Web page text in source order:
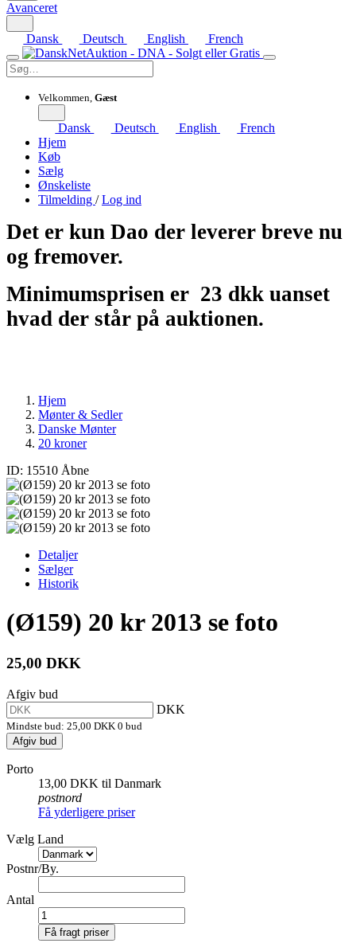
Avanceret
Dansk Deutsch English French
Velkommen, Gæst
Dansk Deutsch English
French
Hjem
Køb
Sælg
Ønskeliste
Tilmelding /Log ind
Det er kun Dao der leverer breve nu
og fremover.
Minimumsprisen er 23 dkk uanset
hvad der står på auktionen.
Hjem
Mønter & Sedler
Danske Mønter
20 kroner
ID: 15510 Åbne
Detaljer
Sælger
Historik
(Ø159) 20 kr 2013 se foto
25,00 DKK
Afgiv bud
DKK
Mindste bud: 25,00 DKK 0 bud
Afgiv bud
Porto
13,00 DKK til Danmark
postnord
Få yderligere priser
Vælg Land
Postnr/By.
Antal
Få fragt priser